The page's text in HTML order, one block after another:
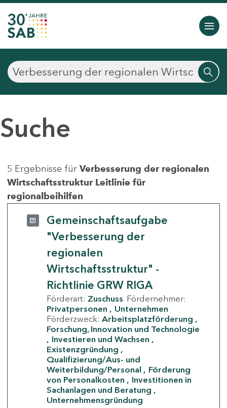
Suche
5 Ergebnisse für Verbesserung der regionalen
Wirtschaftsstruktur Leitlinie für
regionalbeihilfen
Gemeinschaftsaufgabe
"Verbesserung der
regionalen
Wirtschaftsstruktur" -
Richtlinie GRW RIGA
Förderart: Zuschuss Fördernehmer:
Privatpersonen
Unternehmen
Förderzweck: Arbeitsplatzförderung
Forschung, Innovation und Technologie
Investieren und Wachsen
Existenzgründung
Qualifizierung/Aus- und
Weiterbildung/Personal
Förderung
von Personalkosten
Investitionen in
Sachanlagen und Beratung
Unternehmensgründung